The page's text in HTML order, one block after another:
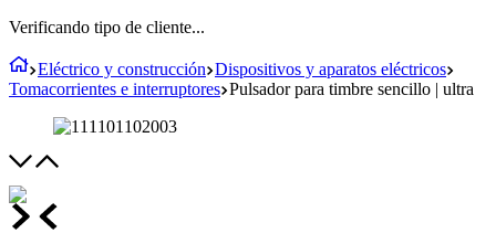
Verificando tipo de cliente...
Eléctrico y construcción Dispositivos y aparatos eléctricos
Tomacorrientes e interruptores Pulsador para timbre sencillo | ultra